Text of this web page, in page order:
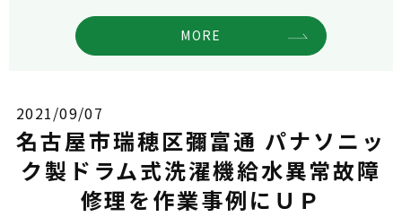
MORE
2021/09/07
名古屋市瑞穂区彌富通 パナソニッ
ク製ドラム式洗濯機給水異常故障
修理を作業事例にＵＰ